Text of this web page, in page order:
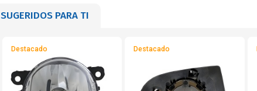
SUGERIDOS PARA TI
Destacado Destacado